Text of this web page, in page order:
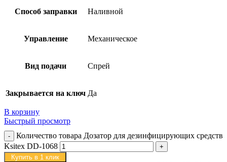
Способ заправки Наливной
Управление Механическое
Вид подачи Спрей
Закрывается на ключ Да
В корзину
Быстрый просмотр
Количество товара Дозатор для дезинфицирующих средств
Ksitex DD-1068
Купить в 1 клик